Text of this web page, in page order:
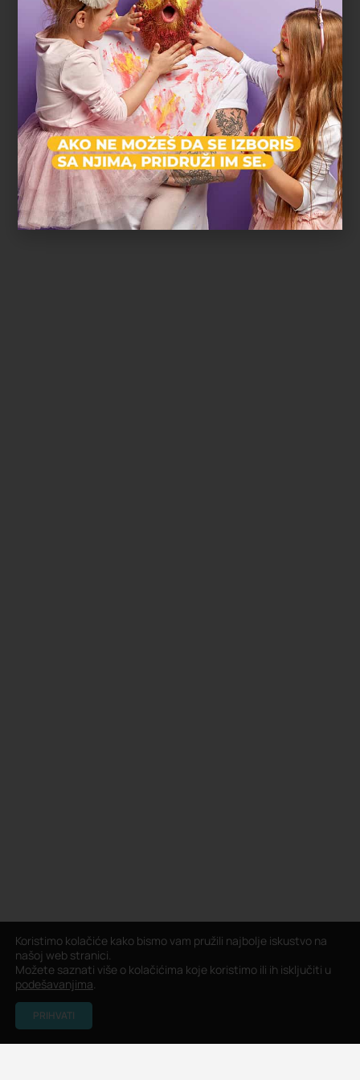
Koristimo kolačiće kako bismo vam pružili najbolje iskustvo na
našoj web stranici.
Možete saznati više o kolačićima koje koristimo ili ih isključiti u
podešavanjima.
PRIHVATI